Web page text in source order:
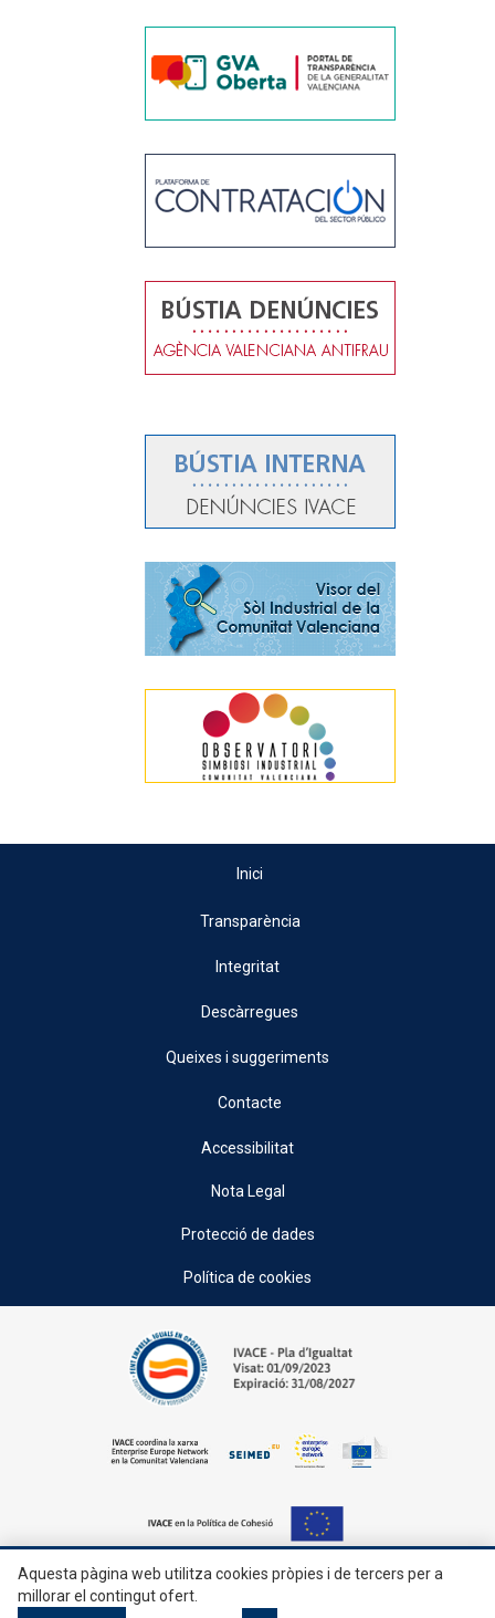
Inici
Transparència
Integritat
Descàrregues
Queixes i suggeriments
Contacte
Accessibilitat
Nota Legal
Protecció de dades
Política de cookies
© 2026, Generalitat • Conselleria d’Indústria, Turisme, Innovació i Comerç •
Institut Valencià de Competitivitat Empresarial
Aquesta pàgina web utilitza cookies pròpies i de tercers per a
millorar el contingut ofert.